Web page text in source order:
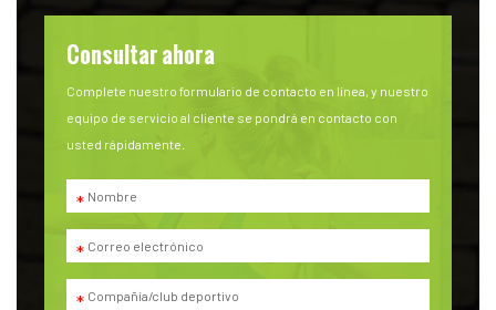
Consultar ahora
Complete nuestro formulario de contacto en línea, y nuestro
equipo de servicio al cliente se pondrá en contacto con
usted rápidamente.